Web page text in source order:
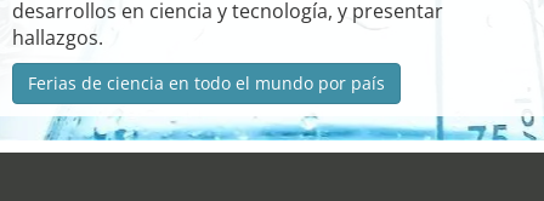
desarrollos en ciencia y tecnología, y presentar
hallazgos.
Ferias de ciencia en todo el mundo por país